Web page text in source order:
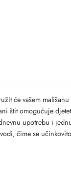
će vašem
štit omogućuje
upotrebu i
čime se